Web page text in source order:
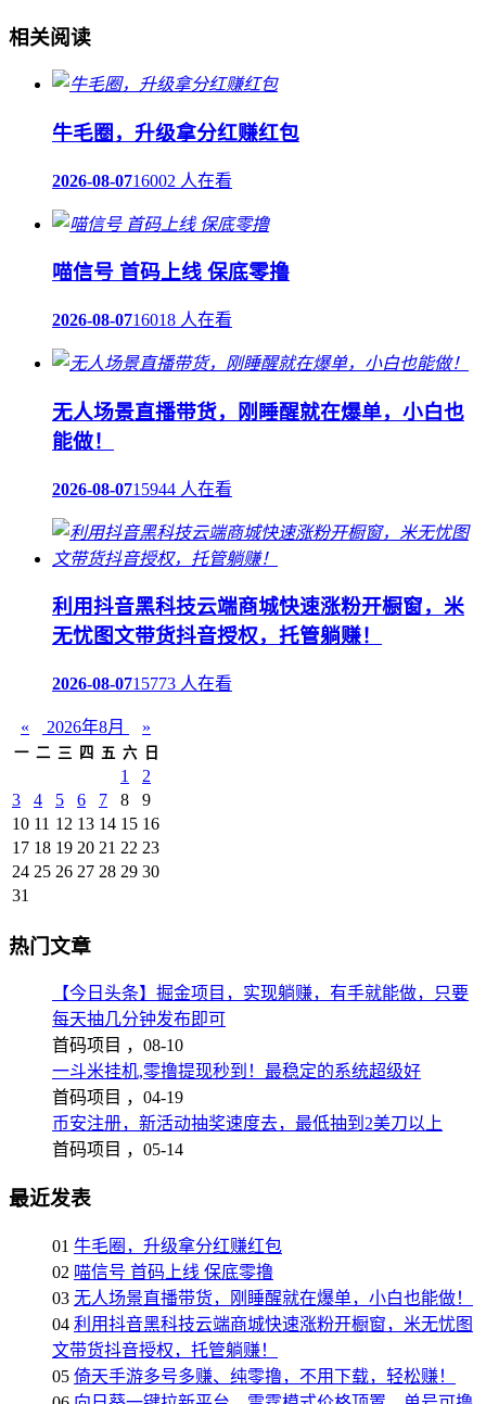
相关阅读
牛毛圈，升级拿分红赚红包
2026-08-0716002 人在看
喵信号 首码上线 保底零撸
2026-08-0716018 人在看
无人场景直播带货，刚睡醒就在爆单，小白也
能做！
2026-08-0715944 人在看
利用抖音黑科技云端商城快速涨粉开橱窗，米
无忧图文带货抖音授权，托管躺赚！
2026-08-0715773 人在看
« 2026年8月 »
一 二 三 四 五 六 日
1
2
3
4 5 6 7 8
9
10 11 12 13 14 15 16
17 18 19 20 21 22 23
24 25 26 27 28 29 30
31
热门文章
【今日头条】掘金项目，实现躺赚，有手就能做，只要
每天抽几分钟发布即可
首码项目 ， 08-10
一斗米挂机,零撸提现秒到！最稳定的系统超级好
首码项目 ， 04-19
币安注册，新活动抽奖速度去，最低抽到2美刀以上
首码项目 ， 05-14
最近发表
01 牛毛圈，升级拿分红赚红包
02 喵信号 首码上线 保底零撸
03 无人场景直播带货，刚睡醒就在爆单，小白也能做！
04 利用抖音黑科技云端商城快速涨粉开橱窗，米无忧图
文带货抖音授权，托管躺赚！
05 倚天手游多号多赚、纯零撸，不用下载，轻松赚！